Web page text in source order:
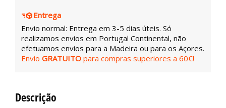
Entrega
Envio normal: Entrega em 3-5 dias úteis. Só
realizamos envios em Portugal Continental, não
efetuamos envios para a Madeira ou para os Açores.
Envio GRATUITO para compras superiores a 60€!
Descrição